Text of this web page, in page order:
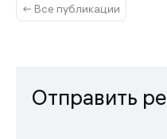
← Все публикации
Отправить